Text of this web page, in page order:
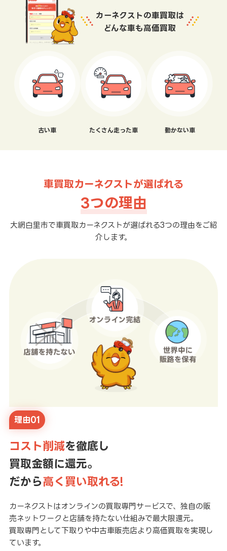
カーネクストの車買取は
どんな車も高価買取
古い車 たくさん走った車 動かない車
車買取カーネクストが選ばれる
3つの理由
大網白里市で車買取カーネクストが選ばれる3つの理由をご紹
介します。
理由01
コスト削減を徹底し
買取金額に還元。
だから高く買い取れる!
カーネクストはオンラインの買取専門サービスで、独自の販
売ネットワークと店舗を持たない仕組みで最大限還元。
買取専門として下取りや中古車販売店より高価買取を実現し
ています。